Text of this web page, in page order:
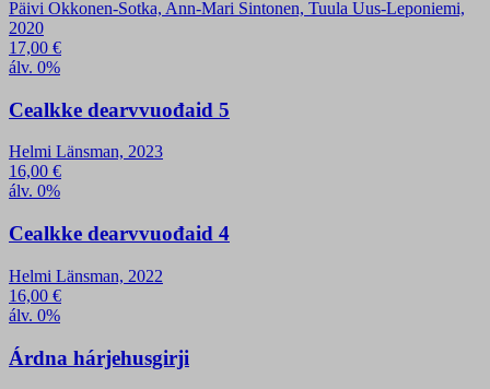
Päivi Okkonen-Sotka, Ann-Mari Sintonen, Tuula Uus-Leponiemi,
2020
17,00 €
álv. 0%
Cealkke dearvvuođaid 5
Helmi Länsman, 2023
16,00 €
álv. 0%
Cealkke dearvvuođaid 4
Helmi Länsman, 2022
16,00 €
álv. 0%
Árdna hárjehusgirji